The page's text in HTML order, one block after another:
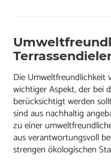
Die Umweltfreundlichkeit
wichtiger Aspekt, der bei
berücksichtigt werden
sind aus nachhaltig
zu einer
aus verantwortungsvoll
strengen ökologischen